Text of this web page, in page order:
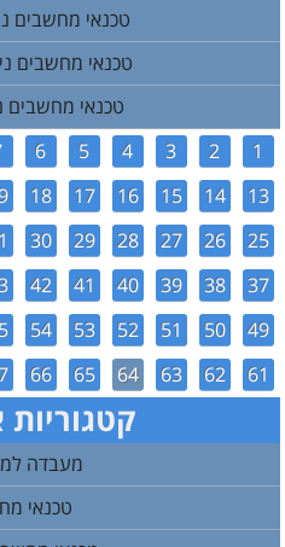
טכנאי מחשבים
טכנאי מחשבים
טכנאי מחשבים
1
2
3
4
5
6
13
14
15
16
17
18
25
26
27
28
29
30
37
38
39
40
41
42
49
50
51
52
53
54
61
62
63
64
65
66
קטגוריות
מעבדה
טכנאי